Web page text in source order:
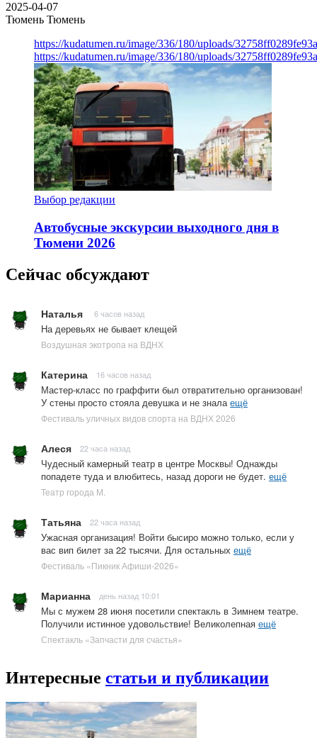
2025-04-07
Тюмень Тюмень
https://kudatumen.ru/image/336/180/uploads/
https://kudatumen.ru/image/336/180/uploads/
Выбор редакции
Автобусные экскурсии выходного дня в
Тюмени 2026
Сейчас обсуждают
Наталья 6 часов назад
На деревьях не бывает клещей
Воздушная экотропа на ВДНХ
Катерина 16 часов назад
Мастер-класс по граффити был отвратительно организован!
У стены просто стояла девушка и не зналаещё
Фестиваль уличных видов спорта на ВДНХ 2026
Алеся 22 часа назад
Чудесный камерный театр в центре Москвы! Однажды
попадете туда и влюбитесь, назад дороги не будет. ещё
Театр города М.
Татьяна 22 часа назад
Ужасная организация! Войти бысиро можно только, если у
вас вип билет за 22 тысячи. Для остальных ещё
Фестиваль «Пикник Афиши-2026»
Марианна день назад 10:01
Мы с мужем 28 июня посетили спектакль в Зимнем театре.
Получили истинное удовольствие! Великолепная ещё
Спектакль «Запчасти для счастья»
Интересные статьи и публикации